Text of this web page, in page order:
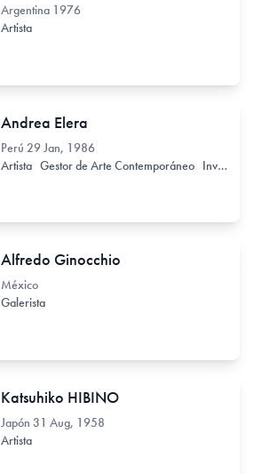
Argentina 1976
Artista
Andrea Elera
Perú 29 Jan, 1986
Artista Gestor de Arte Contemporáneo Investigador de Arte Contemporáneo
Alfredo Ginocchio
México
Galerista
Katsuhiko HIBINO
Japón 31 Aug, 1958
Artista